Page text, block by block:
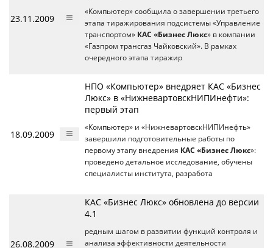
23.11.2009
«Компьютер» сообщила о завершении третьего
этапа тиражирования подсистемы «Управление
транспортом» КАС «Бизнес Люкс» в компании
«Газпром трансгаз Чайковский». В рамках
очередного этапа тиражир
18.09.2009
НПО «Компьютер» внедряет КАС «Бизнес
Люкс» в «НижневартовскНИПИнефти»:
первый этап
«Компьютер» и «НижневартовскНИПИнефть»
завершили подготовительные работы по
первому этапу внедрения КАС «Бизнес Люкс»:
проведено детальное исследование, обучены
специалисты института, разработа
26.08.2009
КАС «Бизнес Люкс» обновлена до версии
4.1
редным шагом в развитии функций контроля и
анализа эффективности деятельности